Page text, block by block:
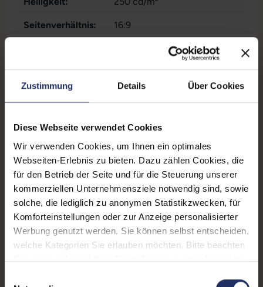
Zustimmung Details Über Cookies
Diese Webseite verwendet Cookies
Wir verwenden Cookies, um Ihnen ein optimales
Webseiten-Erlebnis zu bieten. Dazu zählen Cookies, die
für den Betrieb der Seite und für die Steuerung unserer
kommerziellen Unternehmensziele notwendig sind, sowie
solche, die lediglich zu anonymen Statistikzwecken, für
Komforteinstellungen oder zur Anzeige personalisierter
Werbung genutzt werden. Sie können selbst entscheiden,
welche Kategorien Sie erlauben möchten. Bitte beachten
Sie, dass aufgrund Ihrer Einstellungen, womöglich nicht
Seitenverhältnis: 16:9
Kontrast: 1000:1
Pivot-Funktion
Schnittstellen: 1x Audio - Ausgang - 3.5 mm,
1x Audio - Eingang - 3.5 mm,
1x DVI-D, 1x DisplayPort, 1x
VGA, 3x USB 2 Typ A
Mehr anzeigen
Farbe: Schwarz
Webcam: Nein